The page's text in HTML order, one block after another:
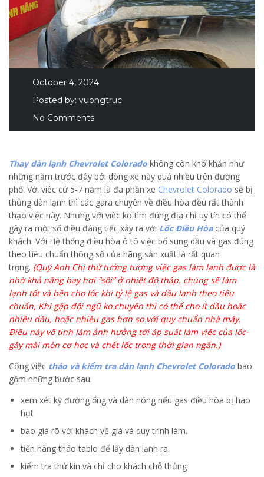
October 4, 2024
Posted by: vuongtruc
No Comments
Thay dàn lạnh Chevrolet Colorado không còn khó khăn như
những năm trước đây bởi dòng xe này quá nhiều trên đường
phố. Với viêc cứ 5-7 năm là đa phần xe Chevrolet Colorado sẽ bị
thủng dàn lạnh thì các gara chuyên về điều hòa đều rất thành
thạo việc này. Nhưng với viêc ko tìm đúng địa chỉ uy tín có thể
gây ra một số điều đáng tiếc xảy ra với Lốc Điều Hòacủa quý
khách. Với Hệ thống điều hòa ô tô việc bổ sung dầu và gas đúng
theo tiêu chuẩn thông số của hãng sản xuất là rất quan
trọng. (Quý Anh Chị thử tưởng tượng việc gas làm lạnh được là
nhờ khả năng bay hơi “sôi” ở nhiệt độ thấp. chúng sẽ làm
lạnh tốt và bền cho lốc khi tỷ lệ gas và dầu lạnh theo tiêu
chuẩn, Khi gặp đội ngũ ko chuyên thì có thể cho ít dầu hoặc
nhiều dầu, hoặc nhiều gas hơn so với quy chuẩn nhà máy.
Điều này vô tình làm ảnh hưởng tới áp suất làm việc của lốc-
gây mài mòn cơ học và chết lốc trong thời gian ngắn.)
Công việc tháo và kiểm tra dàn lạnh Chevrolet Colorado bao
gồm những bước sau:
xem xét kỹ đường ống và dàn nóng nếu gas điều hòa bị hao
hụt
báo giá rõ với khách về giá và quy trình làm.
tiến hàng tháo tablo để lấy dàn lạnh ra
kiểm tra thử kín và chỉ cho khách chỗ thủng